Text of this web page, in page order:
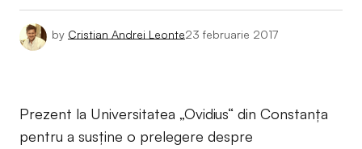
by Cristian Andrei Leonte23 februarie 2017
Prezent la Universitatea „Ovidius“ din Constanța
pentru a susține o prelegere despre